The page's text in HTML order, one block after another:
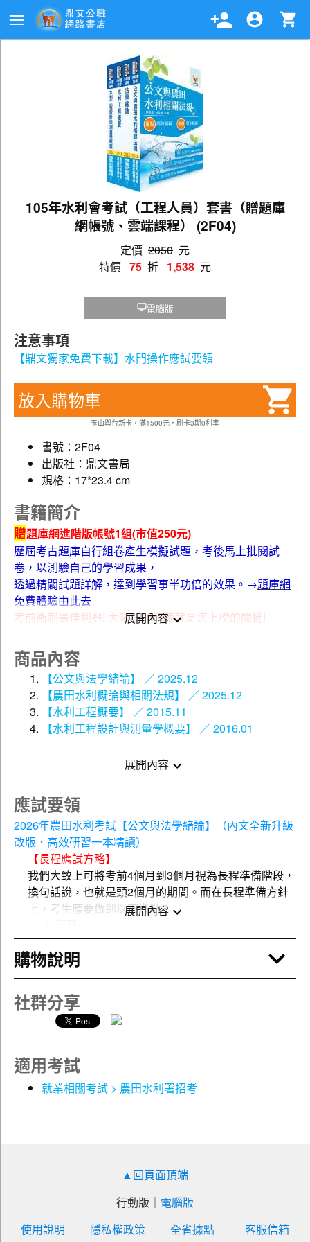
105年水利會考試（工程人員）套書（贈題庫
網帳號、雲端課程） (2F04)
定價 2050 元
特價 75 折 1,538 元
電腦版
注意事項
【鼎文獨家免費下載】水門操作應試要領
放入購物車
玉山與台新卡，滿1500元，刷卡3期0利率
書號：2F04
出版社：鼎文書局
規格：17*23.4 cm
書籍簡介
贈題庫網進階版帳號1組(市值250元)
歷屆考古題庫自行組卷產生模擬試題，考後馬上批閱試
卷，以測驗自己的學習成果，
透過精闢試題詳解，達到學習事半功倍的效果。→題庫網
免費體驗由此去
考前衝刺最佳利器! 大量試題演練就是您上榜的關鍵!
贈雲端課程(超值好禮)
線上免費體驗名師授課內容(
的好康，一定要把握!!
※照片僅供參考，詳細內容參「套書內容（產品規格）」
說明！
版日期不同，單書出版日期請依單本為主，煩請您特別注
115年農田水利事業人員新進人員甄試
●考試時程：
報名日期：待公告
考試日期：待公告
預計錄取人數：灌溉工程人員正取114名，灌溉管理人員
正取96名，綜合行政人員正取33名，合計243名
●考試簡介：
~農田水利招考，報考門檻低、薪資高、福利佳、僅考四
科、無重考生壓力，機會難得，千萬不能錯過！~
農田水利會招考，每每吸引了數萬考生的參與。農田灌溉
關係民生甚重、農地甚廣，我國為以稻米生產為主要作物
織頗具規模，現有之灌溉工程設施亦頗為完善，因此就灌
溉技術、用水調配及營運管理組織是世界上少數最成功的
國家。為了有效調配運用灌溉水資源，臺灣地區設有十七
小給水路、隧道及排水路，攔水壩、水門、渡槽、渠首
工、水橋、跌水工、暗渠及量水設備等，分由各地農田水
水利會考試兩大優勢：
展開內容
商品內容
【公文與法學緒論】 ／ 2025.12
【農田水利概論與相關法規】 ／ 2025.12
【水利工程概要】 ／ 2015.11
【水利工程設計與測量學概要】 ／ 2016.01
展開內容
應試要領
2026年農田水利考試【公文與法學緒論】（內文全新升級
改版．高效研習一本精讀）
【長程應試方略】
我們大致上可將考前4個月到3個月視為長程準備階段，
換句話說，也就是頭2個月的期間。而在長程準備方針
上，考生應要做到以下幾點：
假若考生是從第一遍開始念起，表示考生過去對
該科並不熟悉，因此最重要的頭一項工作就是要
先打下對該科的基礎，先對要考的科目內容有所
基本瞭解。
精讀：
頭一遍的學習，建議考生最好是將每一科的內容
念，並仔細記憶、背誦或推導。此一步驟對考生
來說往往是最痛苦的一步，但卻是最必要的一
步，因為精讀將有利於考生建立自己的記憶庫，
（短）期的準備時間，此時大概離考前剩2個月左右，
複習重點：
展開內容
購物說明
社群分享
適用考試
就業相關考試 > 農田水利署招考
▲回頁面頂端
行動版 ｜ 電腦版
使用說明
隱私權政策 全省據點 客服信箱